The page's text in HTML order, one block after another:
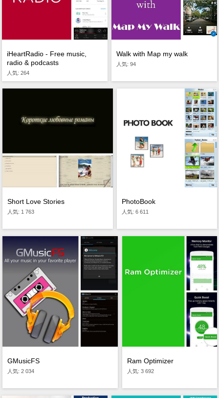
iHeartRadio - Free music,
radio & podcasts
人気: 264
Walk with Map my walk
人気: 94
Short Love Stories
人気: 1 763
PhotoBook
人気: 6 611
GMusicFS
人気: 2 034
Ram Optimizer
人気: 3 692